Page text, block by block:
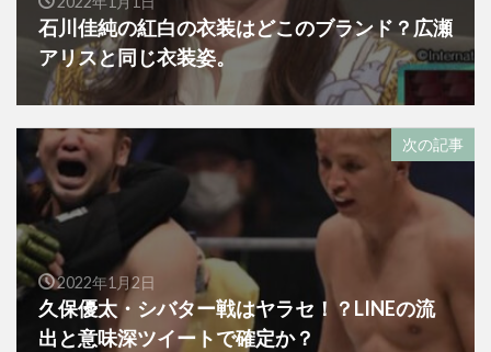
石川佳純の紅白の衣装はどこのブランド？広瀬
アリスと同じ衣装姿。
次の記事
2022年1月2日
久保優太・シバター戦はヤラセ！？LINEの流
出と意味深ツイートで確定か？